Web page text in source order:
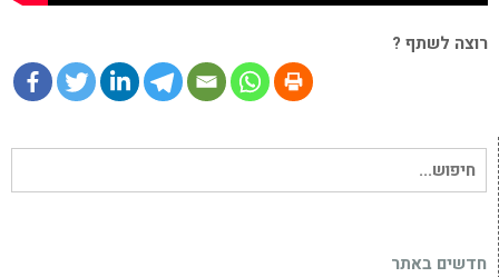
רוצה לשתף ?
חיפוש
עבור:
חדשים באתר